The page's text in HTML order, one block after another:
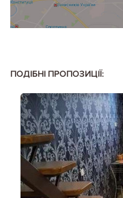
ПОДІБНІ ПРОПОЗИЦІЇ: